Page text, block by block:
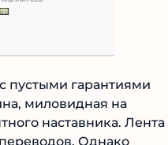
пустыми гарантиями
миловидная на
наставника. Лента
переводов. Однако